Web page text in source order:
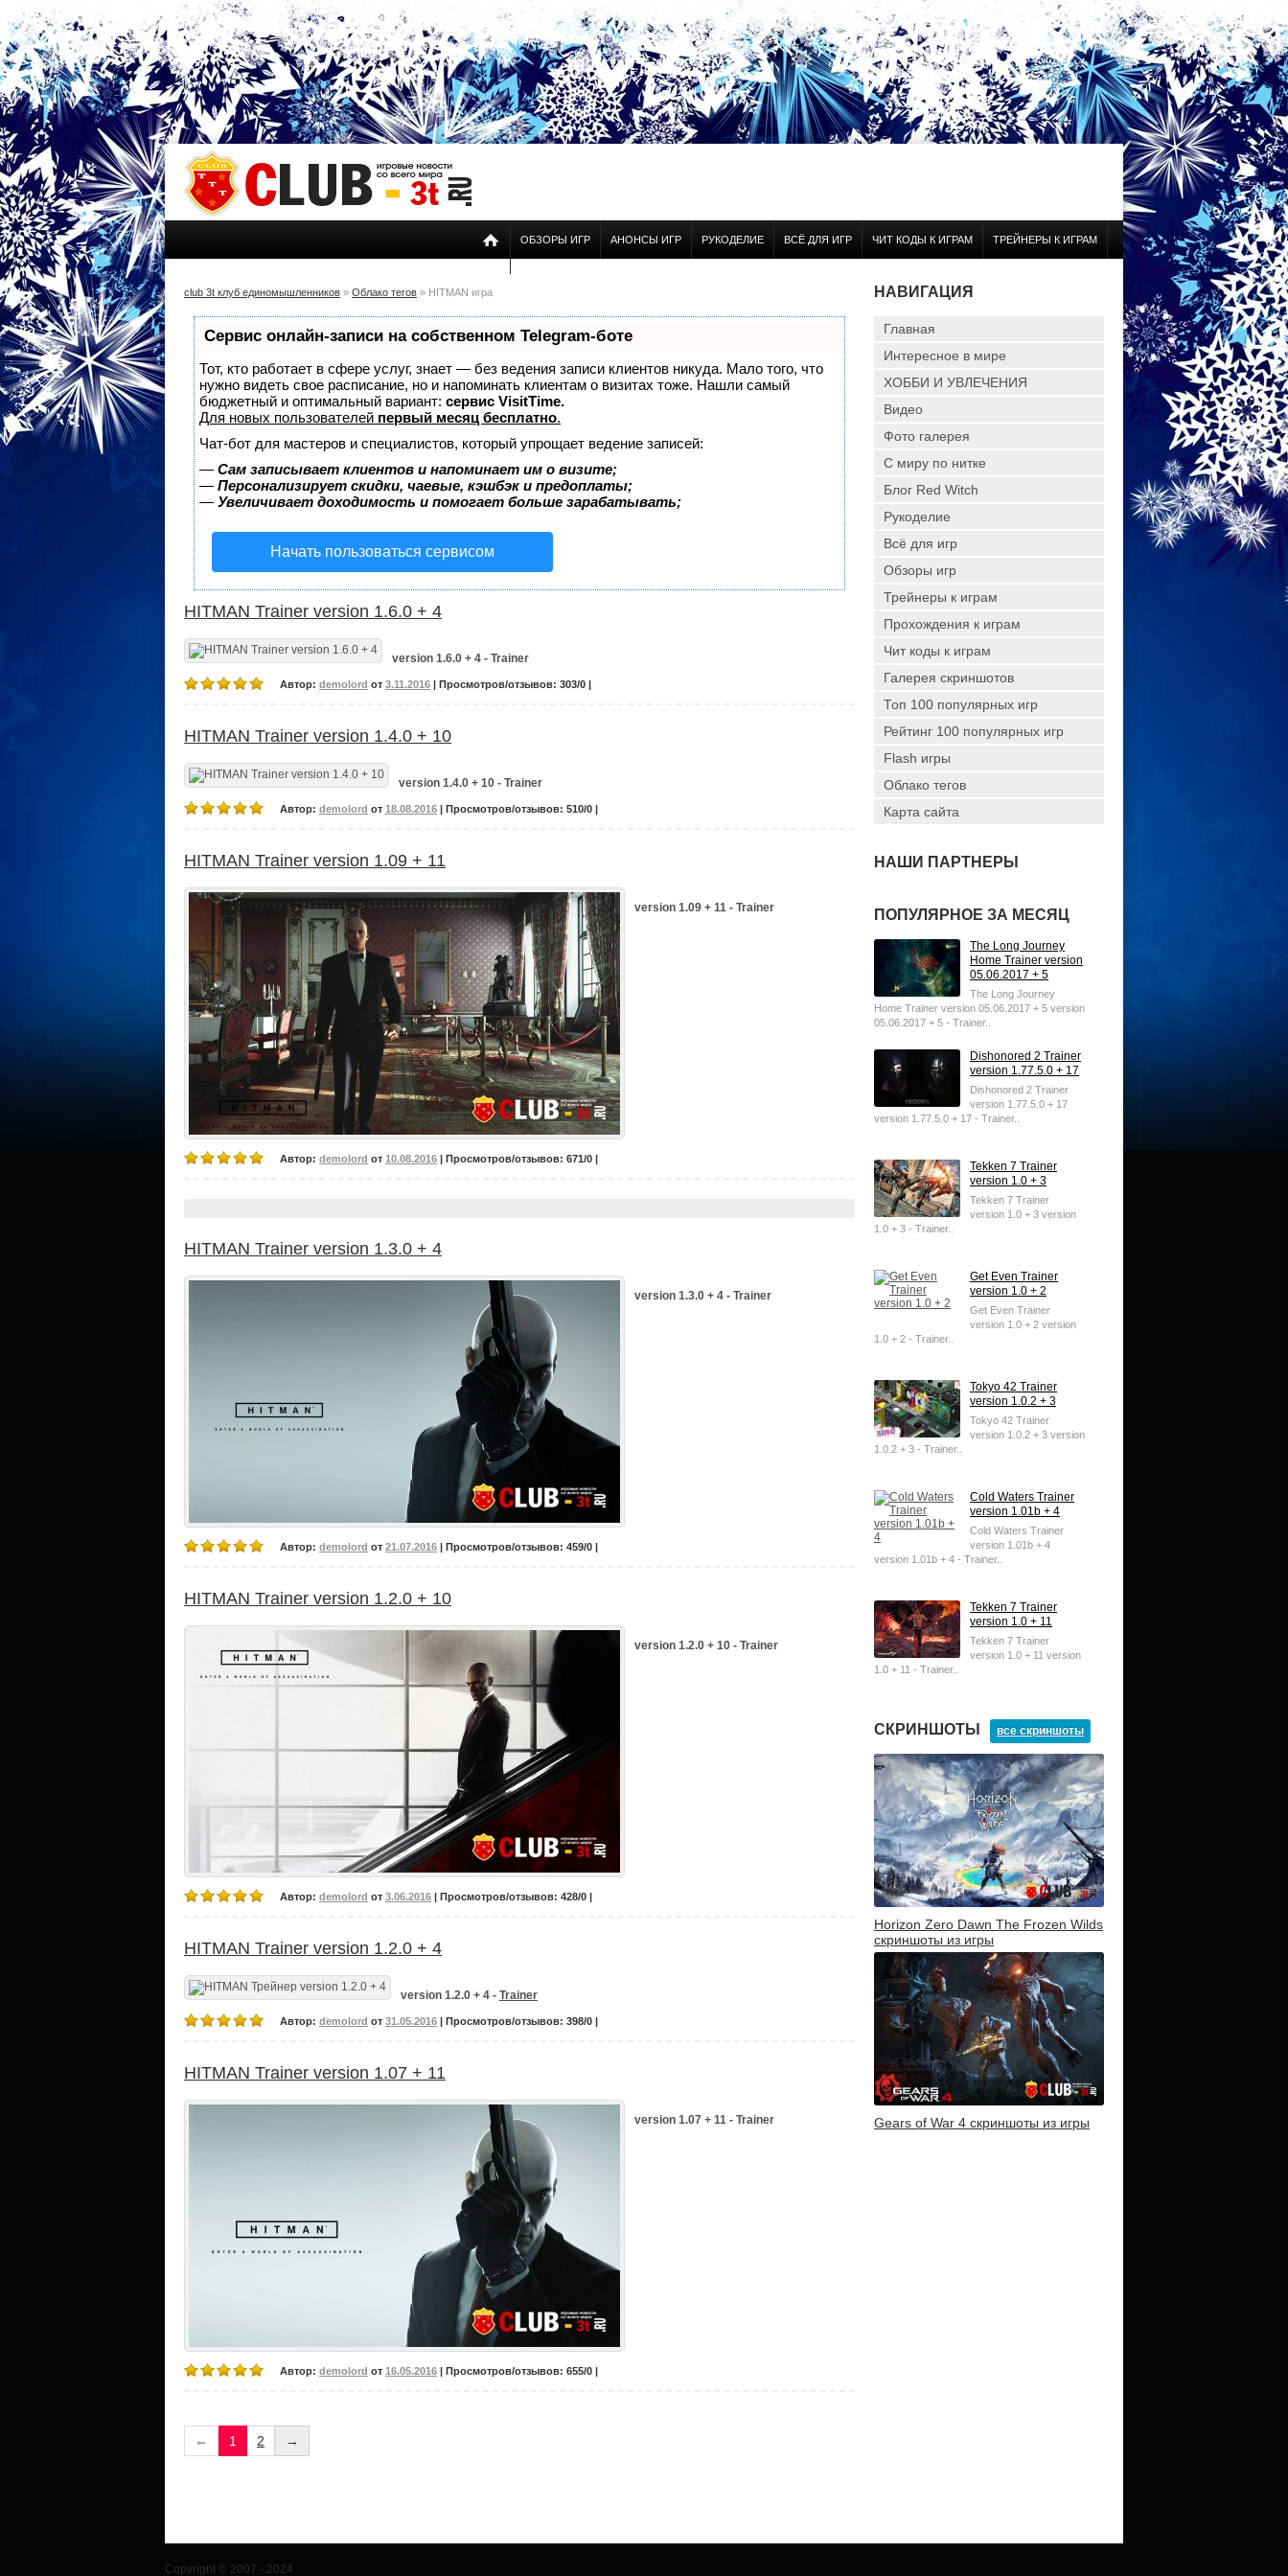
ОБЗОРЫ ИГР АНОНСЫ ИГР РУКОДЕЛИЕ ВСЁ ДЛЯ ИГР ЧИТ КОДЫ К ИГРАМ ТРЕЙНЕРЫ К ИГРАМ
club 3t клуб единомышленников » Облако тегов » HITMAN игра
Сервис онлайн-записи на собственном Telegram-боте
Тот, кто работает в сфере услуг, знает — без ведения записи клиентов никуда. Мало того, что
нужно видеть свое расписание, но и напоминать клиентам о визитах тоже. Нашли самый
бюджетный и оптимальный вариант: сервис VisitTime.
Для новых пользователей первый месяц бесплатно.
Чат-бот для мастеров и специалистов, который упрощает ведение записей:
— Сам записывает клиентов и напоминает им о визите;
— Персонализирует скидки, чаевые, кэшбэк и предоплаты;
— Увеличивает доходимость и помогает больше зарабатывать;
Начать пользоваться сервисом
HITMAN Trainer version 1.6.0 + 4
version 1.6.0 + 4 - Trainer
Автор: demolord от 3.11.2016 | Просмотров/отзывов: 303/0 |
HITMAN Trainer version 1.4.0 + 10
version 1.4.0 + 10 - Trainer
Автор: demolord от 18.08.2016 | Просмотров/отзывов: 510/0 |
HITMAN Trainer version 1.09 + 11
version 1.09 + 11 - Trainer
Автор: demolord от 10.08.2016 | Просмотров/отзывов: 671/0 |
HITMAN Trainer version 1.3.0 + 4
version 1.3.0 + 4 - Trainer
Автор: demolord от 21.07.2016 | Просмотров/отзывов: 459/0 |
HITMAN Trainer version 1.2.0 + 10
version 1.2.0 + 10 - Trainer
Автор: demolord от 3.06.2016 | Просмотров/отзывов: 428/0 |
HITMAN Trainer version 1.2.0 + 4
version 1.2.0 + 4 - Trainer
Автор: demolord от 31.05.2016 | Просмотров/отзывов: 398/0 |
HITMAN Trainer version 1.07 + 11
version 1.07 + 11 - Trainer
Автор: demolord от 16.05.2016 | Просмотров/отзывов: 655/0 |
← 1 2 →
НАВИГАЦИЯ
Главная
Интересное в мире
ХОББИ И УВЛЕЧЕНИЯ
Видео
Фото галерея
С миру по нитке
Блог Red Witch
Рукоделие
Всё для игр
Обзоры игр
Трейнеры к играм
Прохождения к играм
Чит коды к играм
Галерея скриншотов
Топ 100 популярных игр
Рейтинг 100 популярных игр
Flash игры
Облако тегов
Карта сайта
НАШИ ПАРТНЕРЫ
ПОПУЛЯРНОЕ ЗА МЕСЯЦ
The Long Journey
Home Trainer version
05.06.2017 + 5
The Long Journey
Home Trainer version 05.06.2017 + 5 version
05.06.2017 + 5 - Trainer..
Dishonored 2 Trainer
version 1.77.5.0 + 17
Dishonored 2 Trainer
version 1.77.5.0 + 17
version 1.77.5.0 + 17 - Trainer..
Tekken 7 Trainer
version 1.0 + 3
Tekken 7 Trainer
version 1.0 + 3 version
1.0 + 3 - Trainer..
Get Even Trainer
version 1.0 + 2
Get Even Trainer
version 1.0 + 2 version
1.0 + 2 - Trainer..
Tokyo 42 Trainer
version 1.0.2 + 3
Tokyo 42 Trainer
version 1.0.2 + 3 version
1.0.2 + 3 - Trainer..
Cold Waters Trainer
version 1.01b + 4
Cold Waters Trainer
version 1.01b + 4
version 1.01b + 4 - Trainer..
Tekken 7 Trainer
version 1.0 + 11
Tekken 7 Trainer
version 1.0 + 11 version
1.0 + 11 - Trainer..
СКРИНШОТЫ все скриншоты
Horizon Zero Dawn The Frozen Wilds
скриншоты из игры
Gears of War 4 скриншоты из игры
Copyright © 2007 - 2024